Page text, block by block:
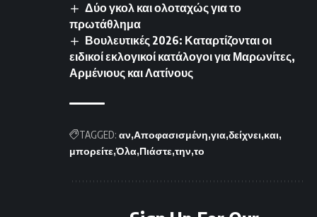
Δύο γκολ και ολοταχώς για το
πρωτάθλημα
Βουλευτικές 2026: Καταρτίζονται οι
ειδικοί εκλογικοί κατάλογοι για Μαρωνίτες,
Αρμένιους και Λατίνους
TAGGED: αν Αποφασισμένη για δείχνει και
μπορείτε Όλα Πιάστε την το